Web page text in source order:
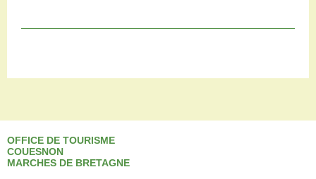
OFFICE DE TOURISME
COUESNON
MARCHES DE BRETAGNE